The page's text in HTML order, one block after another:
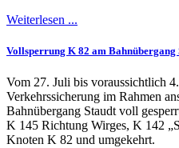
Weiterlesen ...
Vollsperrung K 82 am Bahnübergang
Vom 27. Juli bis voraussichtlich
Verkehrssicherung im Rahmen
Bahnübergang Staudt voll
K 145 Richtung Wirges, K 142
Knoten K 82 und umgekehrt.